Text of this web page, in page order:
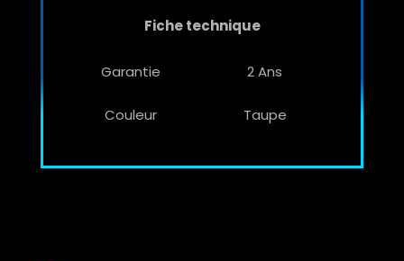
Fiche technique
Garantie 2 Ans
Couleur Taupe